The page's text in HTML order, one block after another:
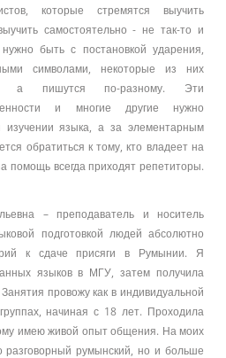
которые стремятся выучить
самостоятельно - не так-то и
быть с постановкой ударения,
символами, некоторые из них
а пишутся по-разному. Эти
и многие другие нужно
изучении языка, а за элементарным
обратиться к тому, кто владеет на
помощь всегда приходят репетиторы.
– преподаватель и носитель
подготовкой людей абсолютно
к сдаче присяги в Румынии. Я
языков в МГУ, затем получила
провожу как в индивидуальной
начиная с 18 лет. Проходила
имею живой опыт общения. На моих
разговорный румынский, но и больше